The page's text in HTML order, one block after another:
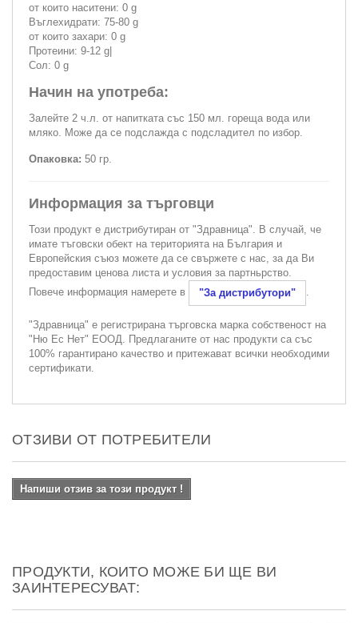
от които наситени: 0 g
Въглехидрати: 75-80 g
от които захари: 0 g
Протеини: 9-12 g|
Сол: 0 g
Начин на употреба:
Залейте 2 ч.л. от напитката със 150 мл. гореща вода или
мляко. Може да се подслажда с подсладител по избор.
Опаковка: 50 гр.
Информация за търговци
Този продукт е дистрибутиран от "Здравница". В случай, че
имате тъговски обект на територията на България и
Европейския съюз можете да се свържете с нас, за да Ви
предоставим ценова листа и условия за партньрство.
Повече информация намерете в
"За дистрибутори" .
"Здравница" е регистрирана търговска марка собственост на
"Ню Ес Нет" ЕООД. Предлаганите от нас продукти са със
100% гарантирано качество и притежават всички необходими
сертификати.
ОТЗИВИ ОТ ПОТРЕБИТЕЛИ
Напиши отзив за този продукт !
ПРОДУКТИ, КОИТО МОЖЕ БИ ЩЕ ВИ
ЗАИНТЕРЕСУВАТ: